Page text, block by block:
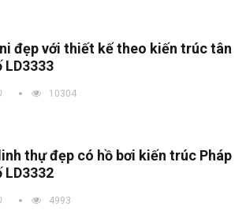
đẹp với thiết kế theo kiến trúc tân
LD3333
10304
thự đẹp có hồ bơi kiến trúc Pháp
LD3332
4993